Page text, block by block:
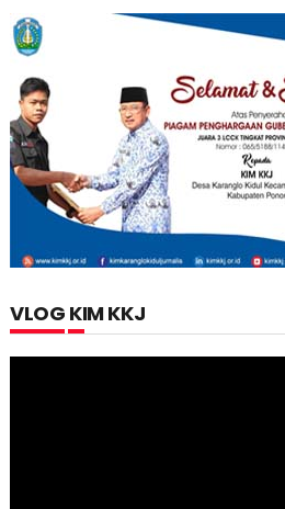
VLOG KIM KKJ